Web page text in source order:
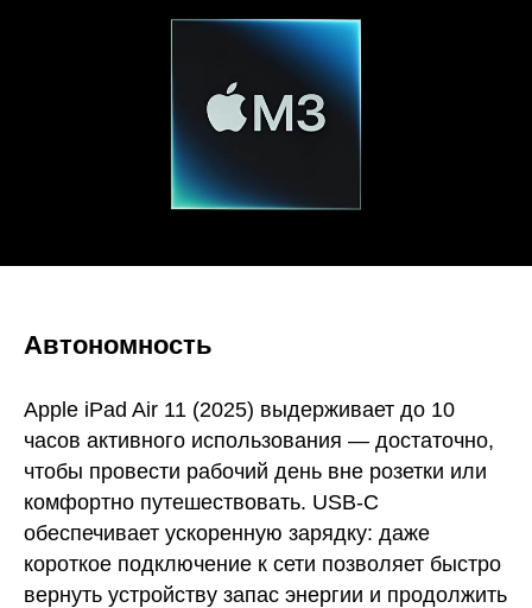
Автономность
Apple iPad Air 11 (2025) выдерживает до 10
часов активного использования — достаточно,
чтобы провести рабочий день вне розетки или
комфортно путешествовать. USB-C
обеспечивает ускоренную зарядку: даже
короткое подключение к сети позволяет быстро
вернуть устройству запас энергии и продолжить